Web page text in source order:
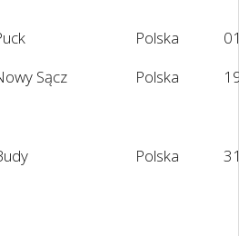
Polska
Sącz Polska
Polska